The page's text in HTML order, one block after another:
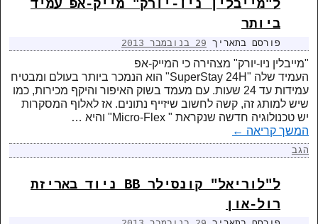
ל"מייבלין ניו-יורק" מייק-אפ עמיד
ביותר
פורסם בתאריך 29 בנובמבר 2013
"מייבלין ניו-יורק" מצהירה כי המייק-אפ
העמיד שלה "SuperStay 24H" הוא הנמכר ביותר בעולם ומבטיח
עמידות עד 24 שעות. עם מעמד בשוק האיפור והיקף מכירות, כמו
שיש למותג זה, קשה לחשוב שיזייף נתונים. אז לאלוף המסקרות
יש טכנולוגיה חדשה שנקראת " Micro-Flex" והיא …
המשך קריאה ←
הגב
ל"לוריאל" קונסילר BB ניוד באריזת
רול-און